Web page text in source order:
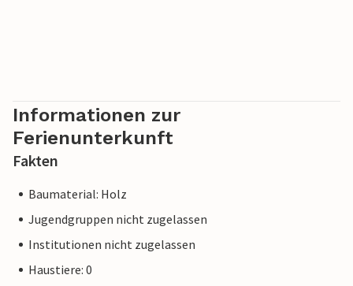
Informationen zur
Ferienunterkunft
Fakten
Baumaterial: Holz
Jugendgruppen nicht zugelassen
Institutionen nicht zugelassen
Haustiere: 0